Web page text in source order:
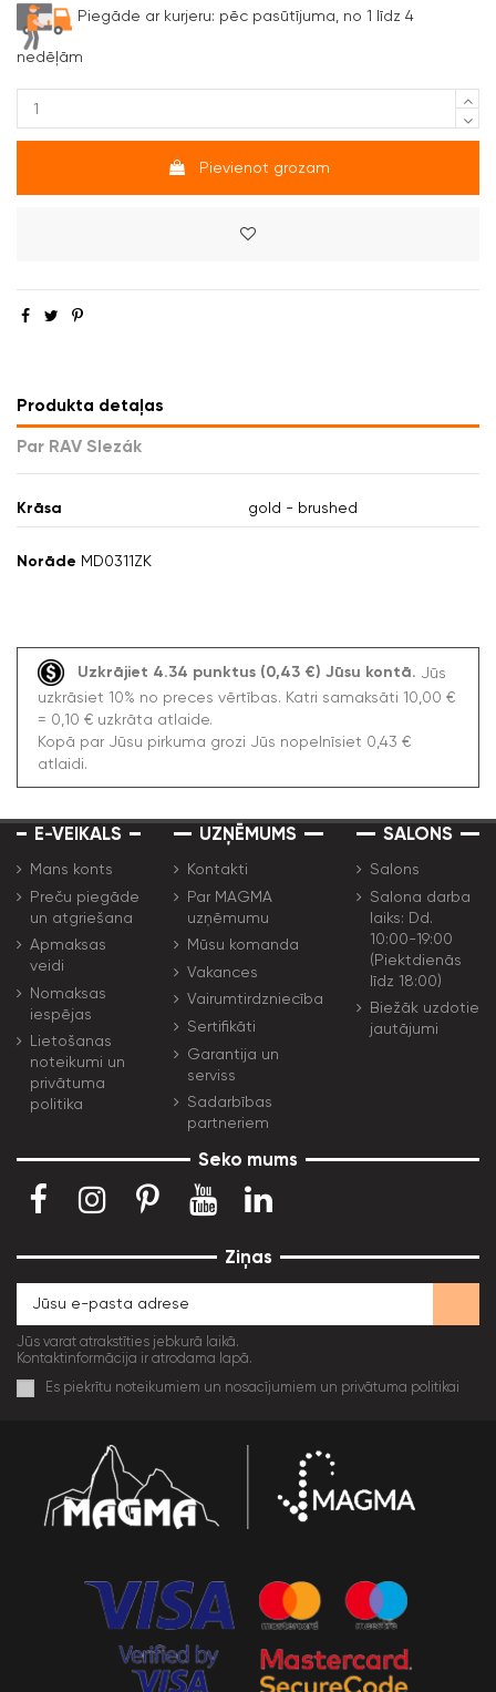
Piegāde ar kurjeru: pēc pasūtījuma, no 1 līdz 4
nedēļām
Pievienot grozam
Produkta detaļas
Par RAV Slezák
Krāsa gold - brushed
Norāde MD0311ZK
Uzkrājiet 4.34 punktus (0,43 €) Jūsu kontā. Jūs
uzkrāsiet 10% no preces vērtības. Katri samaksāti 10,00 €
= 0,10 € uzkrāta atlaide.
Kopā par Jūsu pirkuma grozi Jūs nopelnīsiet 0,43 €
atlaidi.
E-VEIKALS
Mans konts
Preču piegāde
un atgriešana
Apmaksas
veidi
Nomaksas
iespējas
Lietošanas
noteikumi un
privātuma
politika
UZŅĒMUMS
Kontakti
Par MAGMA
uzņēmumu
Mūsu komanda
Vakances
Vairumtirdzniecība
Sertifikāti
Garantija un
serviss
Sadarbības
partneriem
SALONS
Salons
Salona darba
laiks: Dd.
10:00-19:00
(Piektdienās
līdz 18:00)
Biežāk uzdotie
jautājumi
Seko mums
Ziņas
Jūs varat atrakstīties jebkurā laikā.
Kontaktinformācija ir atrodama lapā.
Es piekrītu noteikumiem un nosacījumiem un privātuma politikai